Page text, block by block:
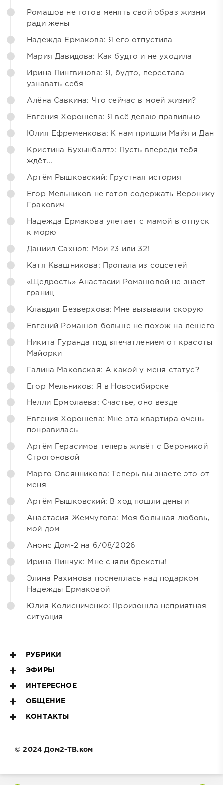
Ромашов не готов менять свой образ жизни
ради жены
Надежда Ермакова: Я его отпустила
Мария Давидова: Как будто и не уходила
Ирина Пингвинова: Я, будто, перестала
узнавать себя
Алёна Савкина: Что сейчас в моей жизни?
Евгения Хорошева: Я всё делаю правильно
Юлия Ефременкова: К нам пришли Майя и Дан
Кристина Бухынбалтэ: Пусть впереди тебя
ждёт...
Артём Рышковский: Грустная история
Егор Мельников не готов содержать Веронику
Гракович
Надежда Ермакова улетает с мамой в отпуск
к морю
Даниил Сахнов: Мои 23 или 32!
Катя Квашникова: Пропала из соцсетей
«Щедрость» Анастасии Ромашовой не знает
границ
Клавдия Безверхова: Мне вызывали скорую
Евгений Ромашов больше не похож на лешего
Никита Гуранда под впечатлением от красоты
Майорки
Галина Маковская: А какой у меня статус?
Егор Мельников: Я в Новосибирске
Нелли Ермолаева: Счастье, оно везде
Евгения Хорошева: Мне эта квартира очень
понравилась
Артём Герасимов теперь живёт с Вероникой
Строгоновой
Марго Овсянникова: Теперь вы знаете это от
меня
Артём Рышковский: В ход пошли деньги
Анастасия Жемчугова: Моя большая любовь,
мой дом
Анонс Дом-2 на 6/08/2026
Ирина Пинчук: Мне сняли брекеты!
Элина Рахимова посмеялась над подарком
Надежды Ермаковой
Юлия Колисниченко: Произошла неприятная
ситуация
РУБРИКИ
ЭФИРЫ
ИНТЕРЕСНОЕ
ОБЩЕНИЕ
КОНТАКТЫ
© 2024 Дом2-ТВ.ком